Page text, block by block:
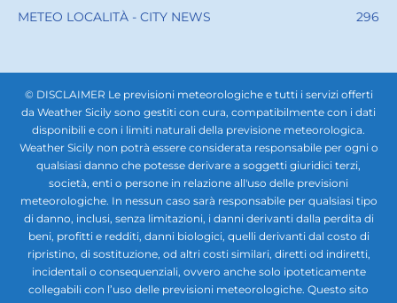
METEO LOCALITÀ - CITY NEWS
296
© DISCLAIMER Le previsioni meteorologiche e tutti i servizi offerti
da Weather Sicily sono gestiti con cura, compatibilmente con i dati
disponibili e con i limiti naturali della previsione meteorologica.
Weather Sicily non potrà essere considerata responsabile per ogni o
qualsiasi danno che potesse derivare a soggetti giuridici terzi,
società, enti o persone in relazione all'uso delle previsioni
meteorologiche. In nessun caso sarà responsabile per qualsiasi tipo
di danno, inclusi, senza limitazioni, i danni derivanti dalla perdita di
beni, profitti e redditi, danni biologici, quelli derivanti dal costo di
ripristino, di sostituzione, od altri costi similari, diretti od indiretti,
incidentali o consequenziali, ovvero anche solo ipoteticamente
collegabili con l’uso delle previsioni meteorologiche. Questo sito